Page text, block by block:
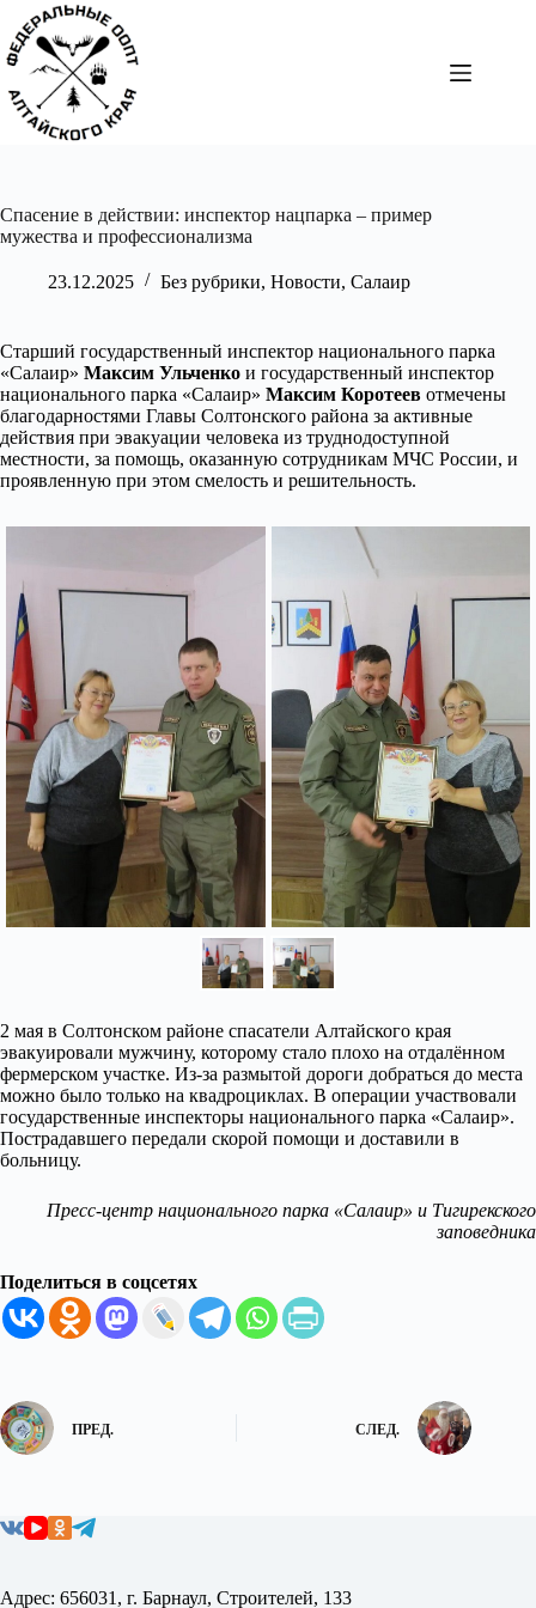
Перейти
сути
Спасение в действии: инспектор нацпарка – пример
мужества и профессионализма
23.12.2025 Без рубрики, Новости, Салаир
Старший государственный инспектор национального парка
«Салаир» Максим Ульченко и государственный инспектор
национального парка «Салаир» Максим Коротеев отмечены
благодарностями Главы Солтонского района за активные
действия при эвакуации человека из труднодоступной
местности, за помощь, оказанную сотрудникам МЧС России, и
проявленную при этом смелость и решительность.
2 мая в Солтонском районе спасатели Алтайского края
эвакуировали мужчину, которому стало плохо на отдалённом
фермерском участке. Из-за размытой дороги добраться до места
можно было только на квадроциклах. В операции участвовали
государственные инспекторы национального парка «Салаир».
Пострадавшего передали скорой помощи и доставили в
больницу.
Пресс-центр национального парка «Салаир» и Тигирекского
заповедника
Поделиться в соцсетях
ПРЕД. СЛЕД.
Адрес: 656031, г. Барнаул, Строителей, 133